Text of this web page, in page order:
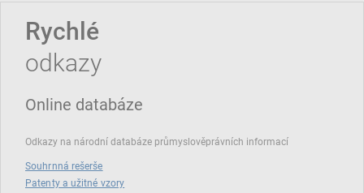
Rychlé
odkazy
Online databáze
Odkazy na národní databáze průmyslověprávních informací
Souhrnná rešerše
Patenty a užitné vzory